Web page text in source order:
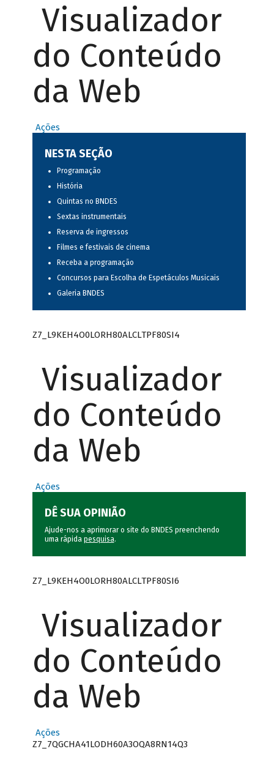
Visualizador
do Conteúdo
da Web
Ações
NESTA SEÇÃO
Programação
História
Quintas no BNDES
Sextas instrumentais
Reserva de ingressos
Filmes e festivais de cinema
Receba a programação
Concursos para Escolha de Espetáculos Musicais
Galeria BNDES
Z7_L9KEH4O0LORH80ALCLTPF80SI4
Visualizador
do Conteúdo
da Web
Ações
DÊ SUA OPINIÃO
Ajude-nos a aprimorar o site do BNDES preenchendo
uma rápida pesquisa.
Z7_L9KEH4O0LORH80ALCLTPF80SI6
Visualizador
do Conteúdo
da Web
Ações
Z7_7QGCHA41LODH60A3OQA8RN14Q3